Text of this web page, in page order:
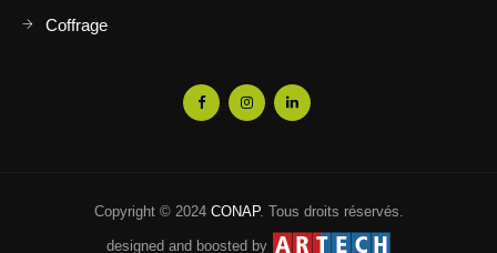
Coffrage
Copyright © 2024 CONAP. Tous droits réservés.
designed and boosted by